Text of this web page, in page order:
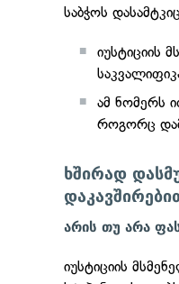
საბჭოს
იუსტიციის
ამ ნომერს
როგორც
ხშირად
არის თუ არა
იუსტიციის